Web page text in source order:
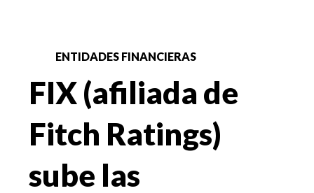
ENTIDADES FINANCIERAS
FIX (afiliada de
Fitch Ratings)
sube las